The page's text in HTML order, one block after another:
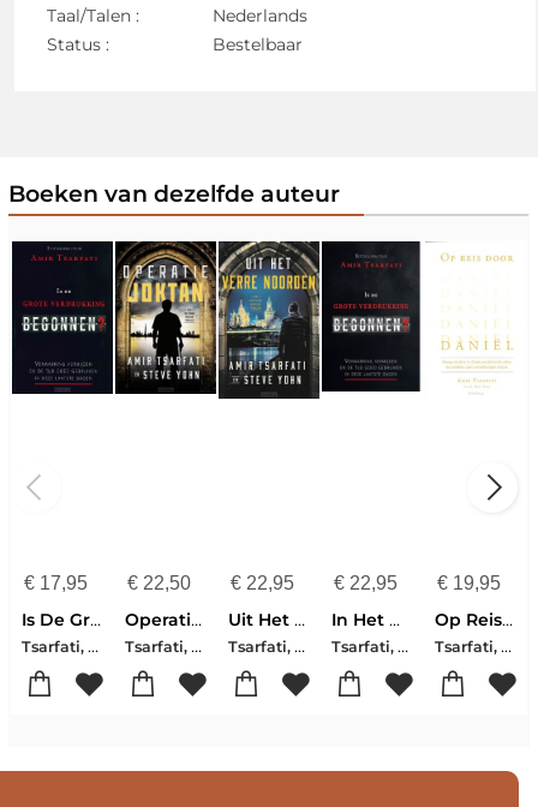
Taal/Talen :
Nederlands
Status :
Bestelbaar
Boeken van dezelfde auteur
€17,95
Is De Grote Verdrukking Begonnen
Tsarfati, Amir
€22,50
Operatie Joktan Deel 1 Nir Tavor
Tsarfati, Amir
€ 22,95
Uit Het Verre Noorden Deel 3 Nir Tavor
Tsarfati, Amir
€ 22,95
In Het Diepste Geheim
Tsarfati, Amir
€ 19,95
Op Reis Door Daniel
Tsarfati, Amir